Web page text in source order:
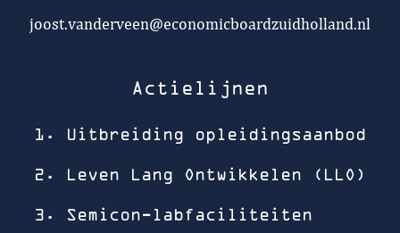
joost.vanderveen@economicboardzuidholland.nl
Actielijnen
1. Uitbreiding opleidingsaanbod
2. Leven Lang Ontwikkelen (LLO)
3. Semicon-labfaciliteiten